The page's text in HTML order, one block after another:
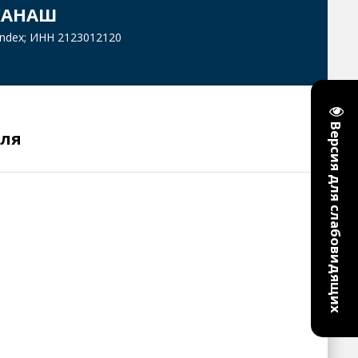
Версия для слабовидящих
ИНН 2123012120